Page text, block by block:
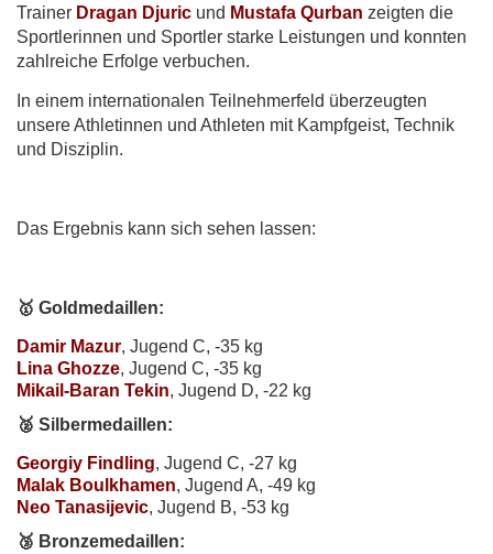
Trainer Dragan Djuric und Mustafa Qurban zeigten die
Sportlerinnen und Sportler starke Leistungen und konnten
zahlreiche Erfolge verbuchen.
In einem internationalen Teilnehmerfeld überzeugten
unsere Athletinnen und Athleten mit Kampfgeist, Technik
und Disziplin.
Das Ergebnis kann sich sehen lassen:
🥇 Goldmedaillen:
Damir Mazur, Jugend C, -35 kg
Lina Ghozze, Jugend C, -35 kg
Mikail-Baran Tekin, Jugend D, -22 kg
🥈 Silbermedaillen:
Georgiy Findling, Jugend C, -27 kg
Malak Boulkhamen, Jugend A, -49 kg
Neo Tanasijevic, Jugend B, -53 kg
🥉 Bronzemedaillen: